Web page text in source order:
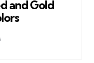
and Gold